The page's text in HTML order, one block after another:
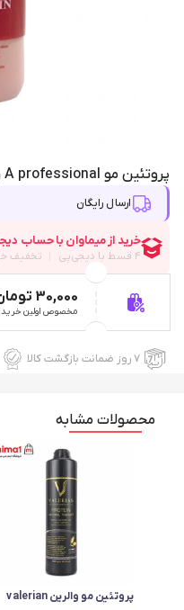
پروتئین مو A professional رزگلد 800 میل
ارسال رایگان
30,000 تومان
مخصوص اولین خرید
۷ روز ضمانت بازگشت کالا
محصولات مشابه
پروتئین مو والرین valerian